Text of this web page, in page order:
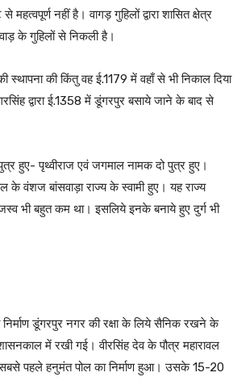
नहीं है। वागड़ गुहिलों द्वारा शासित क्षेत्र
के गुहिलों से निकली है।
की किंतु वह ई.1179 में वहाँ से भी निकाल दिया
द्वारा ई.1358 में डूंगरपुर बसाये जाने के बाद से
हुए- पृथ्वीराज एवं जगमाल नामक दो पुत्र हुए।
वंशज बांसवाड़ा राज्य के स्वामी हुए। यह राज्य
भी बहुत कम था। इसलिये इनके बनाये हुए दुर्ग भी
डूंगरपुर नगर की रक्षा के लिये सैनिक रखने के
में रखी गई। वीरसिंह देव के पौत्र महारावल
सबसे पहले हनुमंत पोल का निर्माण हुआ। उसके 15-20